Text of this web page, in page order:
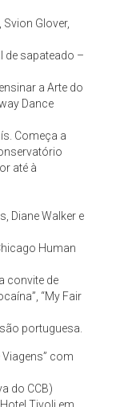
Svion Glover,
de sapateado –
a Arte do
Dance
Começa a
até à
Diane Walker e
Human
convite de
“My Fair
portuguesa.
com
do CCB)